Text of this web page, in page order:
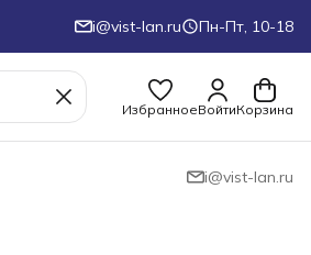
i@vist-lan.ru Пн-Пт, 10-18
ИзбранноеВойтиКорзина
i@vist-lan.ru